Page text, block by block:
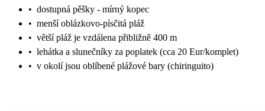
• dostupná pěšky - mírný kopec
• menší oblázkovo-písčitá pláž
• větší pláž je vzdálena přibližně 400 m
• lehátka a slunečníky za poplatek (cca 20 Eur/komplet)
• v okolí jsou oblíbené plážové bary (chiringuito)